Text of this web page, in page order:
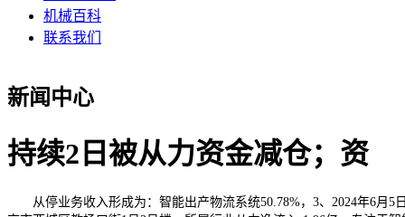
机械百科
联系我们
新闻中心
持续2日被从力资金减仓；资
从停业务收入形成为：智能出产物流系统50.78%，3、2024年6月5